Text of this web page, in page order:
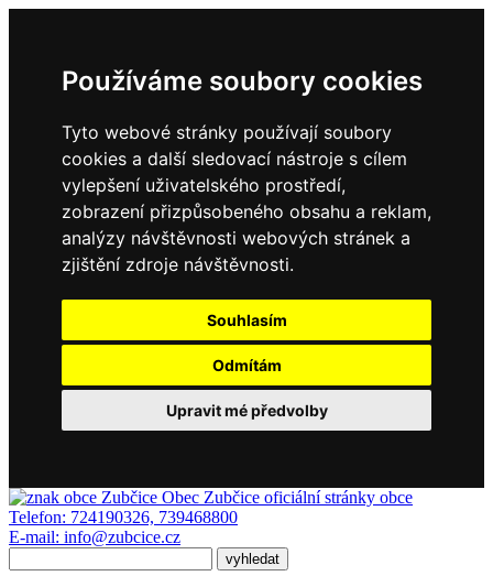
Používáme soubory cookies
Tyto webové stránky používají soubory
cookies a další sledovací nástroje s cílem
vylepšení uživatelského prostředí,
zobrazení přizpůsobeného obsahu a reklam,
analýzy návštěvnosti webových stránek a
zjištění zdroje návštěvnosti.
Souhlasím
Odmítám
Upravit mé předvolby
Obec Zubčice oficiální stránky obce
Telefon: 724190326, 739468800
E-mail: info@zubcice.cz